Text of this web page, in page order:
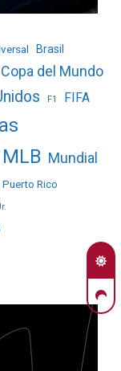
Brasil
Copa del Mundo
F1 FIFA
MLB Mundial
Puerto Rico